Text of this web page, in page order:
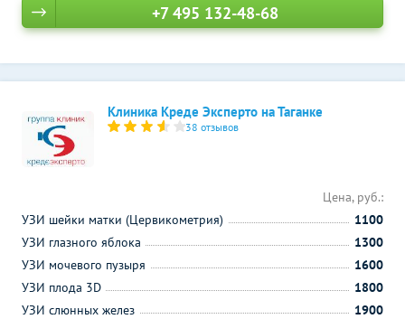
+7 495 132-48-68
Клиника Креде Эксперто на Таганке
38 отзывов
Цена, руб.:
УЗИ шейки матки (Цервикометрия)
1100
УЗИ глазного яблока
1300
УЗИ мочевого пузыря
1600
УЗИ плода 3D
1800
УЗИ слюнных желез
1900